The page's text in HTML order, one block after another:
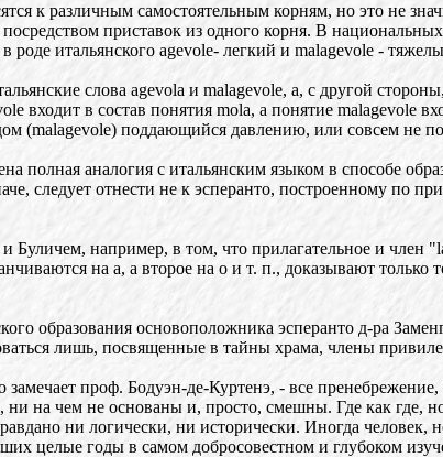
к различным самостоятельным корням, но это не
приставок из одного корня. В
итальянского agevole- легкий и malagevole -
слова agevola и malagevole, а, с другой
входит в состав понятия mola, а понятие malagevolе
(malagevole) поддающийся давлению, или совсем не
полная аналогия с итальянским языком в способе
следует отнести не к эсперанто, построенному по
например, в том, что прилагательное и член
на а, а второе на о и т. п., доказывают
образования основоположника эсперанто д-ра
лишь, посвященные в тайны храма, члены
проф. Бодуэн-де-Куртенэ, - все
на чем не основаны и, просто, смешны. Где как где,
ни логически, ни исторически. Иногда
целые годы в самом добросовестном и глубоком